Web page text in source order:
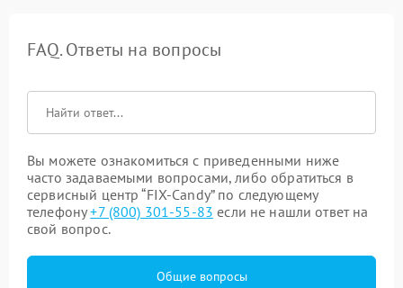
FAQ. Ответы на вопросы
Вы можете ознакомиться с приведенными ниже
часто задаваемыми вопросами, либо обратиться в
сервисный центр “FIX-Candy” по следующему
телефону+7 (800) 301-55-83 если не нашли ответ на
свой вопрос.
Общие вопросы